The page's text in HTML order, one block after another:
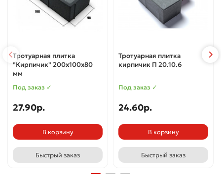
Тротуарная плитка
"Кирпичик" 200x100x80
мм
Под заказ ✓
27.90p.
В корзину
Быстрый заказ
Тротуарная плитка
кирпичик П 20.10.6
Под заказ ✓
24.60p.
В корзину
Быстрый заказ